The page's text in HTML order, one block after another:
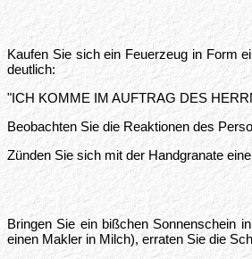
Kaufen Sie sich ein Feuerzeug in Form
deutlich:
"ICH KOMME IM AUFTRAG DES
Beobachten Sie die Reaktionen des
Zünden Sie sich mit der Handgranate
Bringen Sie ein bißchen Sonnenschein
einen Makler in Milch), erraten Sie die